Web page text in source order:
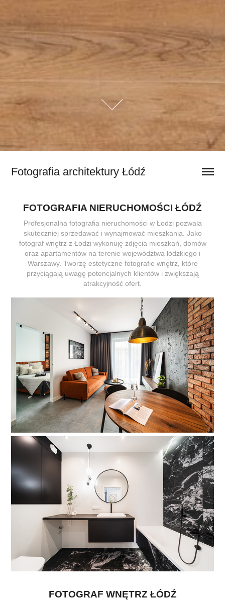
Fotografia architektury Łódź
FOTOGRAFIA NIERUCHOMOŚCI ŁÓDŹ
Profesjonalna fotografia nieruchomości w Łodzi pozwala
skuteczniej sprzedawać i wynajmować mieszkania. Jako
fotograf wnętrz z Łodzi wykonuję zdjęcia mieszkań, domów
oraz apartamentów na terenie województwa łódzkiego i
Warszawy. Tworzę estetyczne fotografie wnętrz, które
przyciągają uwagę potencjalnych klientów i zwiększają
atrakcyjność ofert.
FOTOGRAF WNĘTRZ ŁÓDŹ